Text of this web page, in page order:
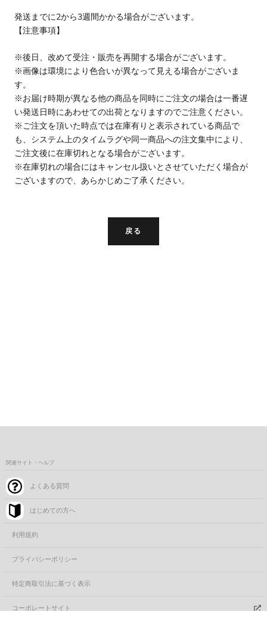
発送までに2から3週間かかる場合がございます。
【注意事項】
※後日、改めて受注・販売を再開する場合がございます。
※画像は環境により色合いが異なって見える場合がございま
す。
※お届け時期が異なる他の商品を同時にご注文の場合は一番遅
い発送日時にあわせての出荷となりますのでご注意ください。
※ご注文を頂いた時点では在庫有りと表示されている商品で
も、システム上のタイムラグや同一商品への注文集中により、
ご注文後に在庫切れとなる場合がございます。
※在庫切れの場合にはキャンセル扱いとさせていただく場合が
ございますので、あらかじめご了承ください。
戻る
関連サイト・ヘルプ
よくある質問
はじめての方へ
利用規約
プライバシーポリシー
特定商取引法に基づく表示
コーポレートサイト